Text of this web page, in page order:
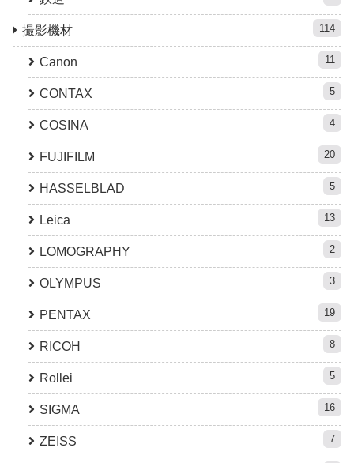
撮影機材 114
Canon 11
CONTAX 5
COSINA 4
FUJIFILM 20
HASSELBLAD 5
Leica 13
LOMOGRAPHY 2
OLYMPUS 3
PENTAX 19
RICOH 8
Rollei 5
SIGMA 16
ZEISS 7